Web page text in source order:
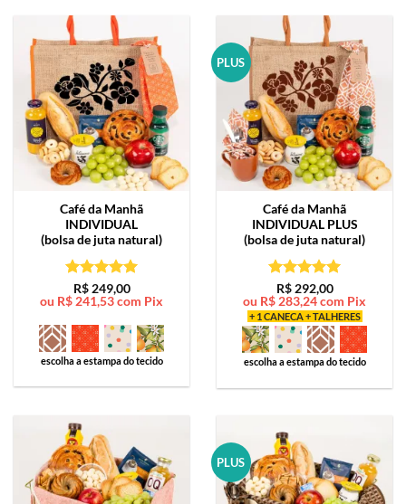
Café da Manhã
INDIVIDUAL
(bolsa de juta natural)
Avaliação5
de 5
R$249,00
ou R$ 241,53com Pix
escolha a estampa do tecido
PLUS
Café da Manhã
INDIVIDUAL PLUS
(bolsa de juta natural)
Avaliação5
de 5
R$292,00
ou R$ 283,24com Pix
+ 1 CANECA + TALHERES
escolha a estampa do tecido
PLUS